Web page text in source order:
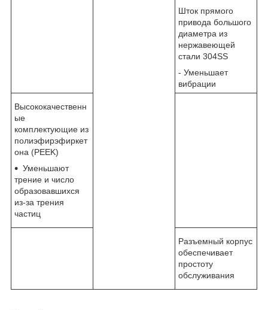
Шток прямого
привода большого
диаметра из
нержавеющей
стали 304SS
- Уменьшает
вибрации
Высококачественн
ые
комплектующие из
полиэфирэфиркет
она (PEEK)
Уменьшают
трение и число
образовавшихся
из-за трения
частиц
Разъемный корпус
обеспечивает
простоту
обслуживания